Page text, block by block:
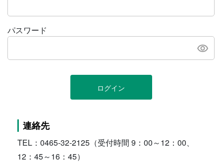
パスワード
ログイン
連絡先
TEL：0465-32-2125（受付時間 9：00～12：00、
12：45～16：45）